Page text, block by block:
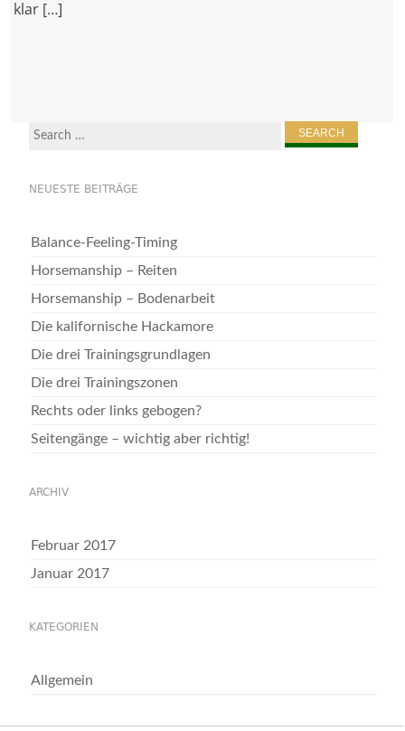
klar […]
Search
NEUESTE BEITRÄGE
Balance-Feeling-Timing
Horsemanship – Reiten
Horsemanship – Bodenarbeit
Die kalifornische Hackamore
Die drei Trainingsgrundlagen
Die drei Trainingszonen
Rechts oder links gebogen?
Seitengänge – wichtig aber richtig!
ARCHIV
Februar 2017
Januar 2017
KATEGORIEN
Allgemein